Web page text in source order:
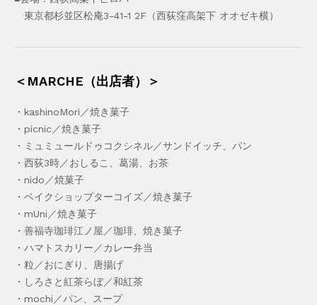
東京都杉並区松庵3-41-1 2F（西荻窪高架下 オオゼキ横）
＜MARCHE（出店者）＞
・kashinoMori／焼き菓子
・picnic／焼き菓子
・ミュミュールドゥコクシネル／サンドイッチ、パン
・西荻3時／おしるこ、葛湯、お茶
・nido／焼菓子
・ベイクショップターコイズ／焼き菓子
・mUni／焼き菓子
・善福寺珈琲江ノ屋／珈琲、焼き菓子
・ハマトスカリー／カレー弁当
・粒／おにぎり、唐揚げ
・しろさと紅茶らぼ／和紅茶
・mochi／パン、スープ